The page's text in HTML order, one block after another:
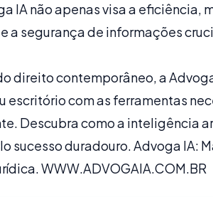
IA não apenas visa a eficiência,
a segurança de informações
direito contemporâneo, a
com as ferramentas
Descubra como a inteligência
sucesso duradouro. Advoga IA:
WWW.ADVOGAIA.COM.BR